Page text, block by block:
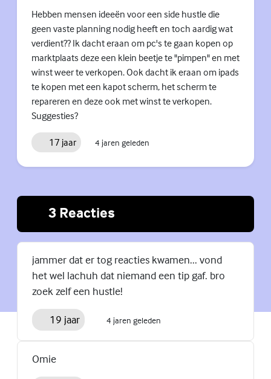
Hebben mensen ideeën voor een side hustle die
geen vaste planning nodig heeft en toch aardig wat
verdient?? Ik dacht eraan om pc's te gaan kopen op
marktplaats deze een klein beetje te "pimpen" en met
winst weer te verkopen. Ook dacht ik eraan om ipads
te kopen met een kapot scherm, het scherm te
repareren en deze ook met winst te verkopen.
Suggesties?
17 jaar 4 jaren geleden
3 Reacties
jammer dat er tog reacties kwamen... vond
het wel lachuh dat niemand een tip gaf. bro
zoek zelf een hustle!
19 jaar 4 jaren geleden
Omie